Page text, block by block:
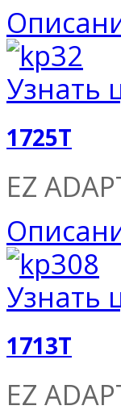
Узнать
1725T
EZ
Узнать
1713T
EZ